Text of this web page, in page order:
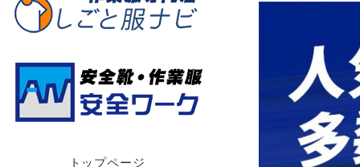
トップページ